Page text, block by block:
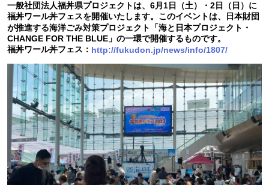
一般社団法人福丼県プロジェクトは、6月1日（土）・2日（日）に
福丼ワール丼フェスを開催いたします。このイベントは、日本財団
が推進する海洋ごみ対策プロジェクト「海と日本プロジェクト・
CHANGE FOR THE BLUE」の一環で開催するものです。
福丼ワール丼フェス： http://fukudon.jp/news/info/1807/